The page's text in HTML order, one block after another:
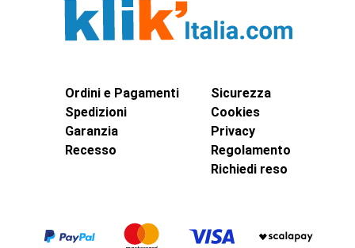
Ordini e Pagamenti
Spedizioni
Garanzia
Recesso
Sicurezza
Cookies
Privacy
Regolamento
Richiedi reso